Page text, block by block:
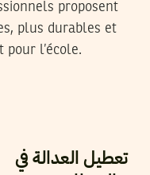
proposent
plus durables et
pour l’école.
تعطيل العدالة في